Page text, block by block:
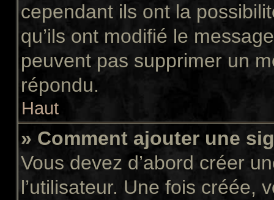
cependant ils ont la
qu’ils ont modifié le
peuvent pas supprimer un
répondu.
Haut
» Comment ajouter une
Vous devez d’abord créer
l’utilisateur. Une fois créée,